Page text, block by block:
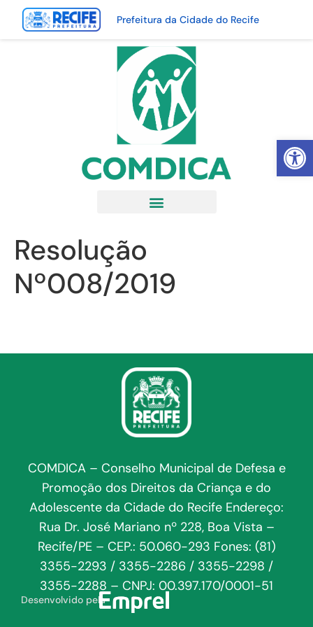
Abrir
Prefeitura da Cidade do Recife
Resolução
Nº008/2019
COMDICA – Conselho Municipal de Defesa e
Promoção dos Direitos da Criança e do
Adolescente da Cidade do Recife Endereço:
Rua Dr. José Mariano nº 228, Boa Vista –
Recife/PE – CEP.: 50.060-293 Fones: (81)
3355-2293 / 3355-2286 / 3355-2298 /
3355-2288 – CNPJ: 00.397.170/0001-51
Desenvolvido pela